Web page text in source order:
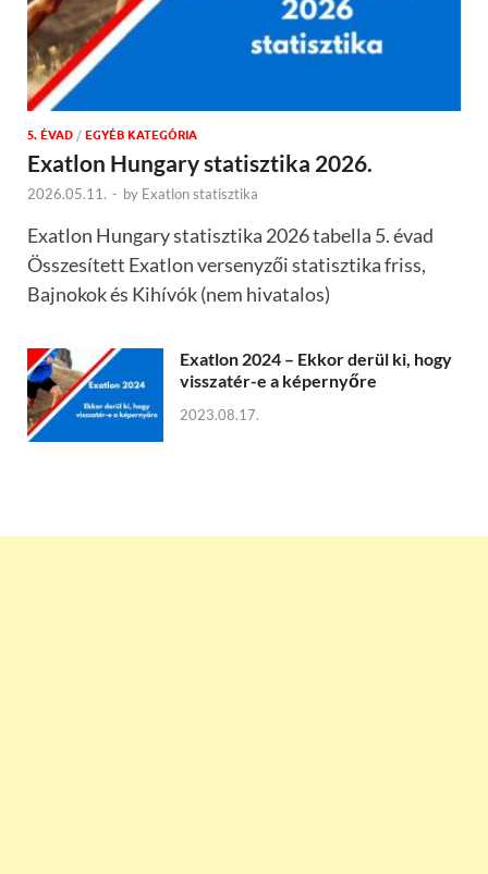
5. ÉVAD / EGYÉB KATEGÓRIA
Exatlon Hungary statisztika 2026.
2026.05.11. - by Exatlon statisztika
Exatlon Hungary statisztika 2026 tabella 5. évad
Összesített Exatlon versenyzői statisztika friss,
Bajnokok és Kihívók (nem hivatalos)
Exatlon 2024 – Ekkor derül ki, hogy
visszatér-e a képernyőre
2023.08.17.